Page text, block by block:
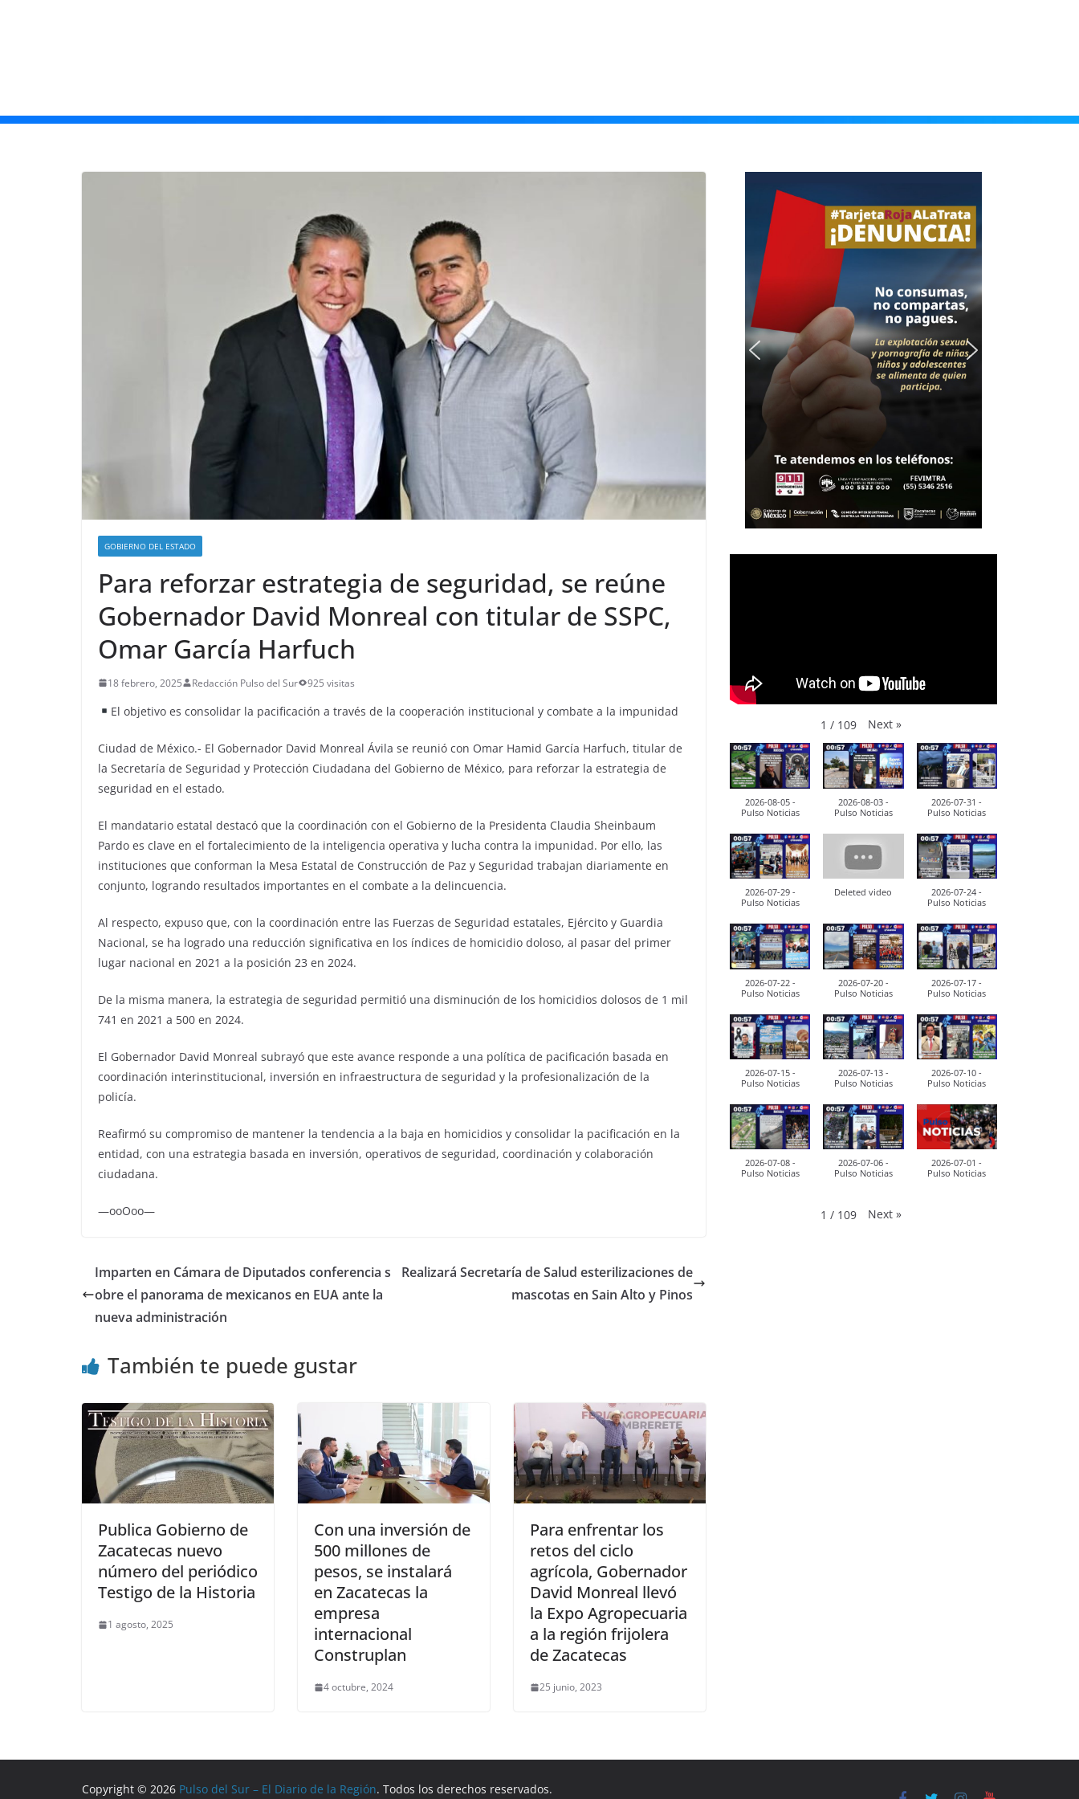
GOBIERNO DEL ESTADO
Para reforzar estrategia de seguridad, se reúne
Gobernador David Monreal con titular de SSPC,
Omar García Harfuch
18 febrero, 2025 Redacción Pulso del Sur 925 visitas
El objetivo es consolidar la pacificación a través de la cooperación institucional y combate a la impunidad
Ciudad de México.- El Gobernador David Monreal Ávila se reunió con Omar Hamid García Harfuch, titular de
la Secretaría de Seguridad y Protección Ciudadana del Gobierno de México, para reforzar la estrategia de
seguridad en el estado.
El mandatario estatal destacó que la coordinación con el Gobierno de la Presidenta Claudia Sheinbaum
Pardo es clave en el fortalecimiento de la inteligencia operativa y lucha contra la impunidad. Por ello, las
instituciones que conforman la Mesa Estatal de Construcción de Paz y Seguridad trabajan diariamente en
conjunto, logrando resultados importantes en el combate a la delincuencia.
Al respecto, expuso que, con la coordinación entre las Fuerzas de Seguridad estatales, Ejército y Guardia
Nacional, se ha logrado una reducción significativa en los índices de homicidio doloso, al pasar del primer
lugar nacional en 2021 a la posición 23 en 2024.
De la misma manera, la estrategia de seguridad permitió una disminución de los homicidios dolosos de 1 mil
741 en 2021 a 500 en 2024.
El Gobernador David Monreal subrayó que este avance responde a una política de pacificación basada en
coordinación interinstitucional, inversión en infraestructura de seguridad y la profesionalización de la
policía.
Reafirmó su compromiso de mantener la tendencia a la baja en homicidios y consolidar la pacificación en la
entidad, con una estrategia basada en inversión, operativos de seguridad, coordinación y colaboración
ciudadana.
—ooOoo—
Imparten en Cámara de Diputados conferencia s
obre el panorama de mexicanos en EUA ante la
nueva administración
Realizará Secretaría de Salud esterilizaciones de
mascotas en Sain Alto y Pinos
También te puede gustar
Publica Gobierno de
Zacatecas nuevo
número del periódico
Testigo de la Historia
1 agosto, 2025
Con una inversión de
500 millones de
pesos, se instalará
en Zacatecas la
empresa
internacional
Construplan
4 octubre, 2024
Para enfrentar los
retos del ciclo
agrícola, Gobernador
David Monreal llevó
la Expo Agropecuaria
a la región frijolera
de Zacatecas
25 junio, 2023
1 / 109 Next »
2026-08-05 -
Pulso Noticias
2026-08-03 -
Pulso Noticias
2026-07-31 -
Pulso Noticias
2026-07-29 -
Pulso Noticias
Deleted video
2026-07-24 -
Pulso Noticias
2026-07-22 -
Pulso Noticias
2026-07-20 -
Pulso Noticias
2026-07-17 -
Pulso Noticias
2026-07-15 -
Pulso Noticias
2026-07-13 -
Pulso Noticias
2026-07-10 -
Pulso Noticias
2026-07-08 -
Pulso Noticias
2026-07-06 -
Pulso Noticias
2026-07-01 -
Pulso Noticias
1 / 109 Next »
Copyright © 2026 Pulso del Sur – El Diario de la Región. Todos los derechos reservados.